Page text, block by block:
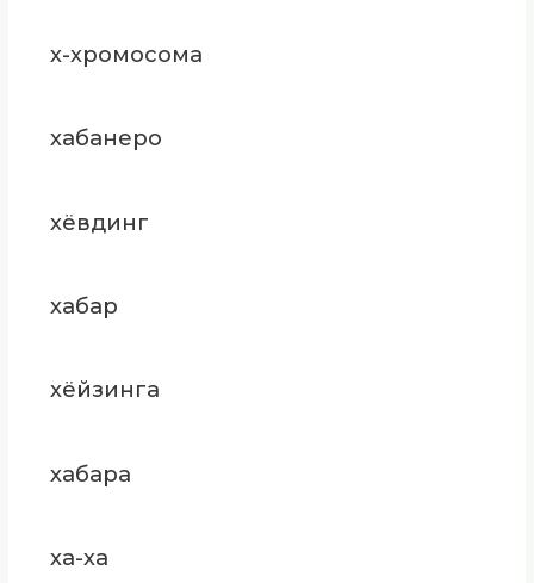
х-хромосома
хабанеро
хёвдинг
хабар
хёйзинга
хабара
ха-ха